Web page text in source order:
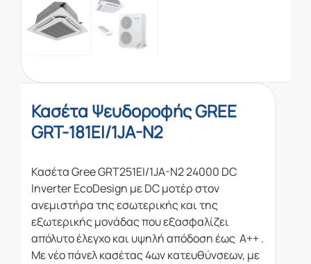
Κασέτα Ψευδοροφής GREE
GRT-181EI/1JA-N2
ΚασέταGree GRT251EI/1JA-N2 24000 DC
Inverter EcoDesign με DC μοτέρ στον
ανεμιστήρα της εσωτερικής και της
εξωτερικής μονάδας που εξασφαλίζει
απόλυτο έλεγχο και υψηλή απόδοση έως A++ .
Με νέο πάνελ κασέτας 4ων κατευθύνσεων, με